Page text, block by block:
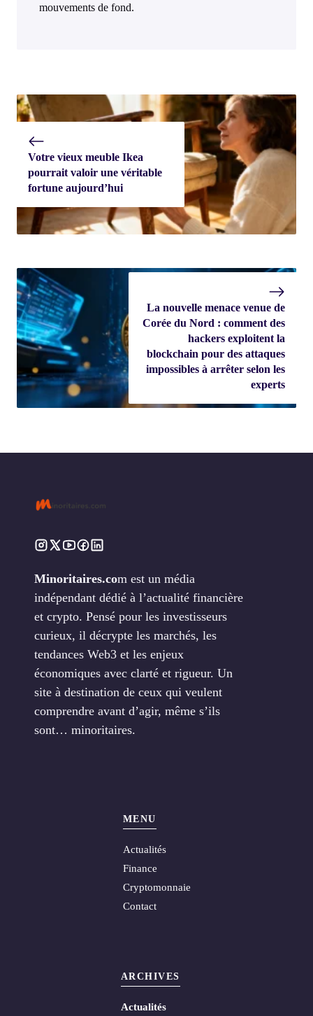
mouvements de fond.
Votre vieux meuble Ikea
pourrait valoir une véritable
fortune aujourd’hui
La nouvelle menace venue de
Corée du Nord : comment des
hackers exploitent la
blockchain pour des attaques
impossibles à arrêter selon les
experts
Minoritaires.com est un média
indépendant dédié à l’actualité financière
et crypto. Pensé pour les investisseurs
curieux, il décrypte les marchés, les
tendances Web3 et les enjeux
économiques avec clarté et rigueur. Un
site à destination de ceux qui veulent
comprendre avant d’agir, même s’ils
sont… minoritaires.
MENU
Actualités
Finance
Cryptomonnaie
Contact
ARCHIVES
Actualités